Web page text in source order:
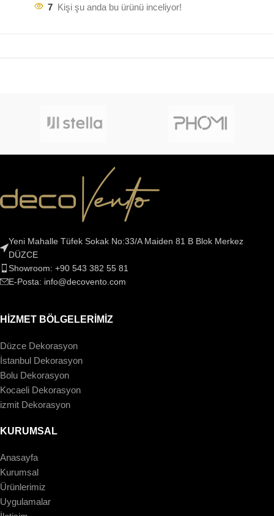
7 Kişi şu anda bu ürünü inceliyor!
Yeni Mahalle Tüfek Sokak No:33/A Maiden 81 B Blok Merkez
DÜZCE
Showroom: +90 543 382 55 81
E-Posta: info@decovento.com
HİZMET BÖLGELERİMİZ
Düzce Dekorasyon
İstanbul Dekorasyon
Bolu Dekorasyon
Kocaeli Dekorasyon
izmit Dekorasyon
KURUMSAL
Anasayfa
Kurumsal
Ürünlerimiz
Uygulamalar